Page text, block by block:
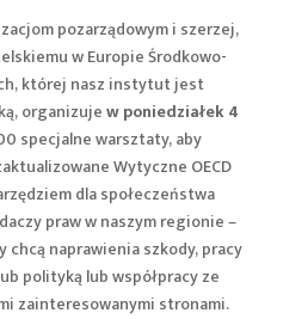
pozarządowym i szerzej,
w Europie Środkowo-
której nasz instytut jest
organizujew poniedziałek 4
specjalne warsztaty, aby
Wytyczne OECD
dla społeczeństwa
praw w naszym regionie –
naprawienia szkody, pracy
polityką lub współpracy ze
zainteresowanymi stronami.